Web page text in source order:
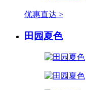
优惠直达 >
田园夏色